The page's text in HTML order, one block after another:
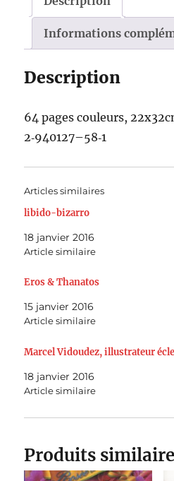
Informations
Description
64 pages couleurs,
2‑940127–58‑1
Articles similaires
libido-bizarro
18 janvier 2016
Article similaire
Eros & Thanatos
15 janvier 2016
Article similaire
Marcel Vidoudez, illustrateur
18 janvier 2016
Article similaire
Produits